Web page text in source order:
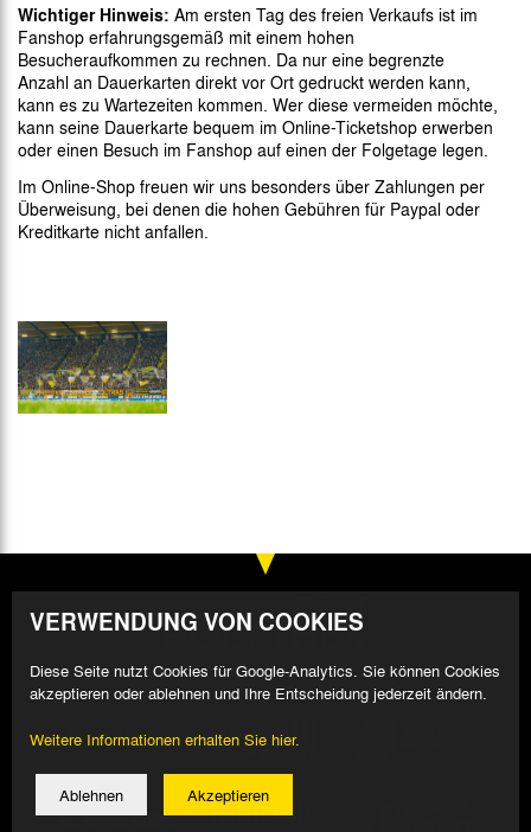
Wichtiger Hinweis: Am ersten Tag des freien Verkaufs ist im
Fanshop erfahrungsgemäß mit einem hohen
Besucheraufkommen zu rechnen. Da nur eine begrenzte
Anzahl an Dauerkarten direkt vor Ort gedruckt werden kann,
kann es zu Wartezeiten kommen. Wer diese vermeiden möchte,
kann seine Dauerkarte bequem im Online-Ticketshop erwerben
oder einen Besuch im Fanshop auf einen der Folgetage legen.
Im Online-Shop freuen wir uns besonders über Zahlungen per
Überweisung, bei denen die hohen Gebühren für Paypal oder
Kreditkarte nicht anfallen.
VERWENDUNG VON COOKIES
Diese Seite nutzt Cookies für Google-Analytics. Sie können Cookies
akzeptieren oder ablehnen und Ihre Entscheidung jederzeit ändern.
Weitere Informationen erhalten Sie hier.
Ablehnen Akzeptieren